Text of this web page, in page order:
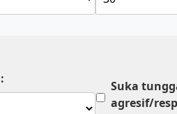
Suka
agresif/